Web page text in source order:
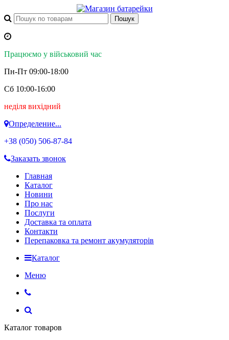
Працюємо у військовий час
Пн-Пт 09:00-18:00
Сб 10:00-16:00
неділя вихідний
Определение...
+38 (050) 506-87-84
Заказать звонок
Главная
Каталог
Новини
Про нас
Послуги
Доставка та оплата
Контакти
Перепаковка та ремонт акумуляторів
Каталог
Меню
Каталог товаров